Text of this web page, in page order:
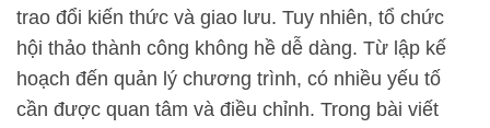
trao đổi kiến thức và giao lưu. Tuy nhiên, tổ chức
hội thảo thành công không hề dễ dàng. Từ lập kế
hoạch đến quản lý chương trình, có nhiều yếu tố
cần được quan tâm và điều chỉnh. Trong bài viết